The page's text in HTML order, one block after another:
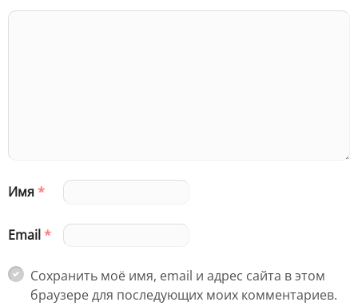
Имя*
Email*
Сохранить моё имя, email и адрес сайта в этом
браузере для последующих моих комментариев.